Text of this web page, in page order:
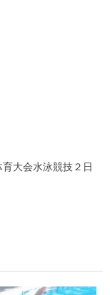
大会水泳競技２日